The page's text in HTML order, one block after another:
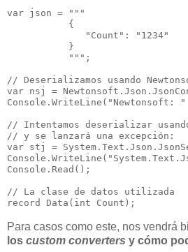
var json = """
           {
              "Count": "1234"
           }
           """;
// Deserializamos usando
var nsj =
Console.WriteLine("Newtonsoft:
// Intentamos deserializar
// y se lanzará una excepción:
var stj =
Console.Read();
// La clase de datos utilizada
Para casos como este, nos vendrá
los custom converters y cómo